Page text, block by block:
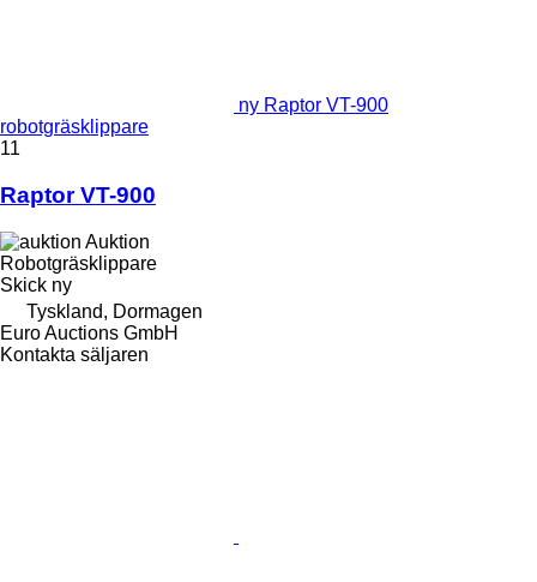
ny Raptor VT-900
robotgräsklippare
11
Raptor VT-900
Auktion
Robotgräsklippare
Skick ny
Tyskland, Dormagen
Euro Auctions GmbH
Kontakta säljaren